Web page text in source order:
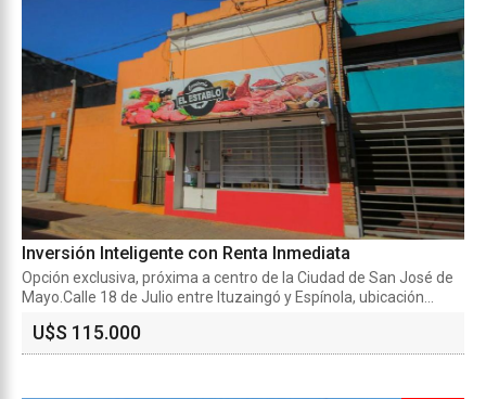
Inversión Inteligente con Renta Inmediata
Opción exclusiva, próxima a centro de la Ciudad de San José de
Mayo.Calle 18 de Julio entre Ituzaingó y Espínola, ubicación...
U$S 115.000